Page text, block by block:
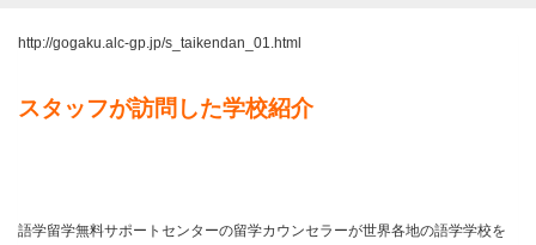
http://gogaku.alc-gp.jp/s_taikendan_01.html
スタッフが訪問した学校紹介
語学留学無料サポートセンターの留学カウンセラーが世界各地の語学学校を